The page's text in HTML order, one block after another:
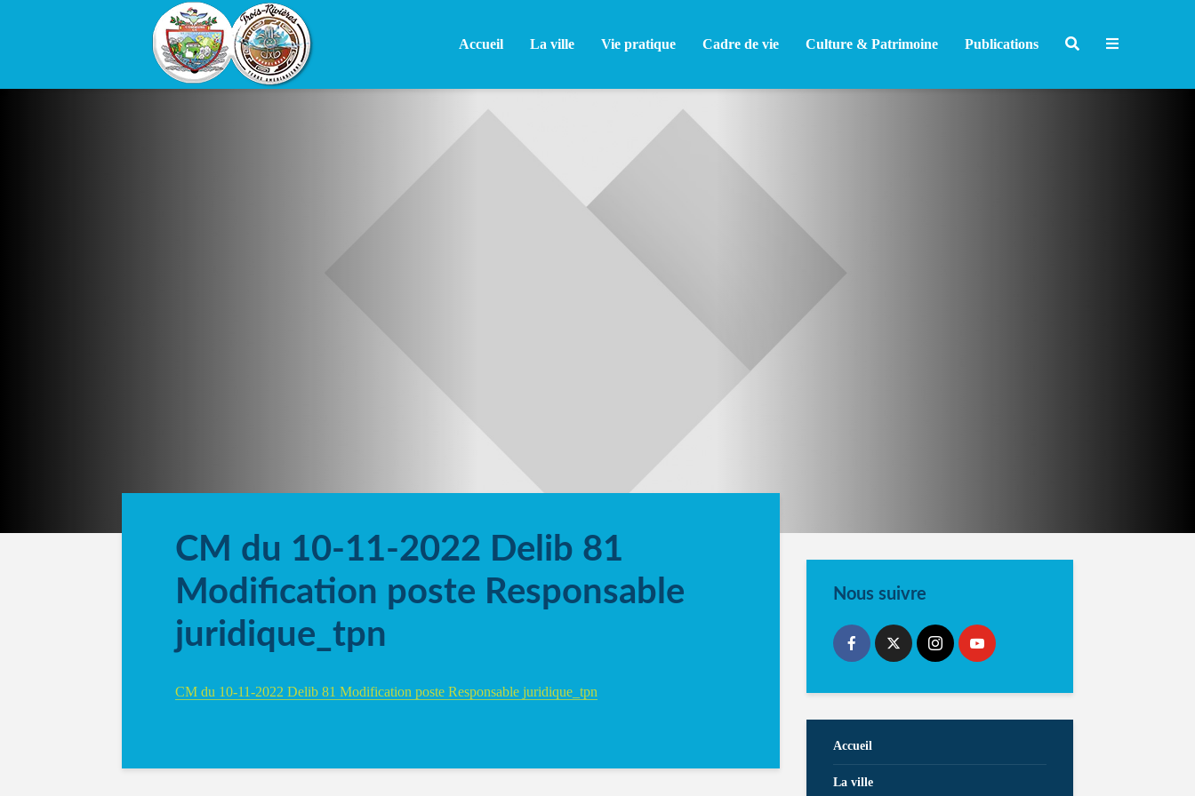
Accueil La ville Vie pratique Cadre de vie Culture & Patrimoine Publications
CM du 10-11-2022 Delib 81
Modification poste Responsable
juridique_tpn
CM du 10-11-2022 Delib 81 Modification poste Responsable juridique_tpn
Nous suivre
Accueil
La ville